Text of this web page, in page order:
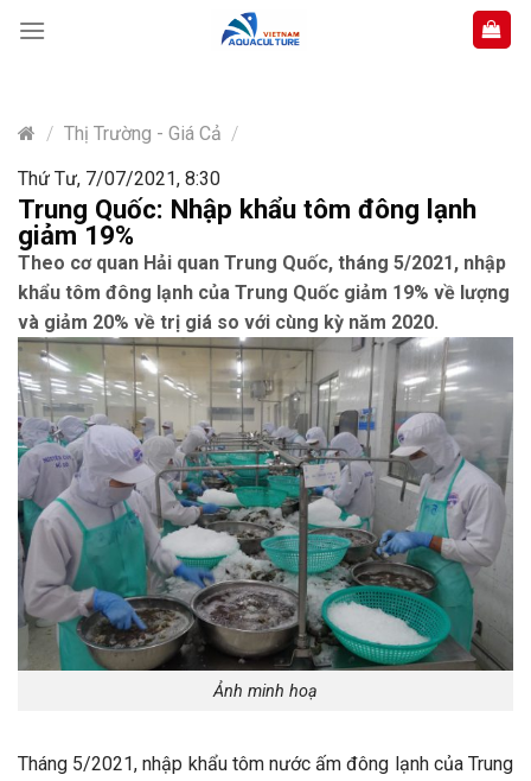
content
/ Thị Trường - Giá Cả /
Thứ Tư, 7/07/2021, 8:30
Trung Quốc: Nhập khẩu tôm đông lạnh
giảm 19%
Theo cơ quan Hải quan Trung Quốc, tháng 5/2021, nhập
khẩu tôm đông lạnh của Trung Quốc giảm 19% về lượng
và giảm 20% về trị giá so với cùng kỳ năm 2020.
Ảnh minh hoạ
Tháng 5/2021, nhập khẩu tôm nước ấm đông lạnh của Trung